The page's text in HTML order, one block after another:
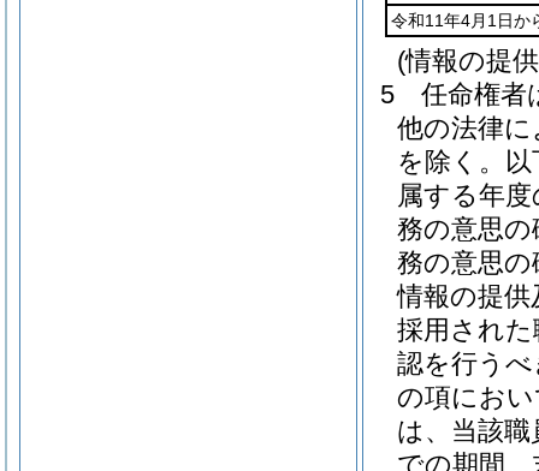
令和11年4月1日か
(情報の提
5
任命権者
他の法律
を除く。
属する年
務の意思
務の意思
情報の提
採用された
認を行う
の項にお
は、当該
での期間